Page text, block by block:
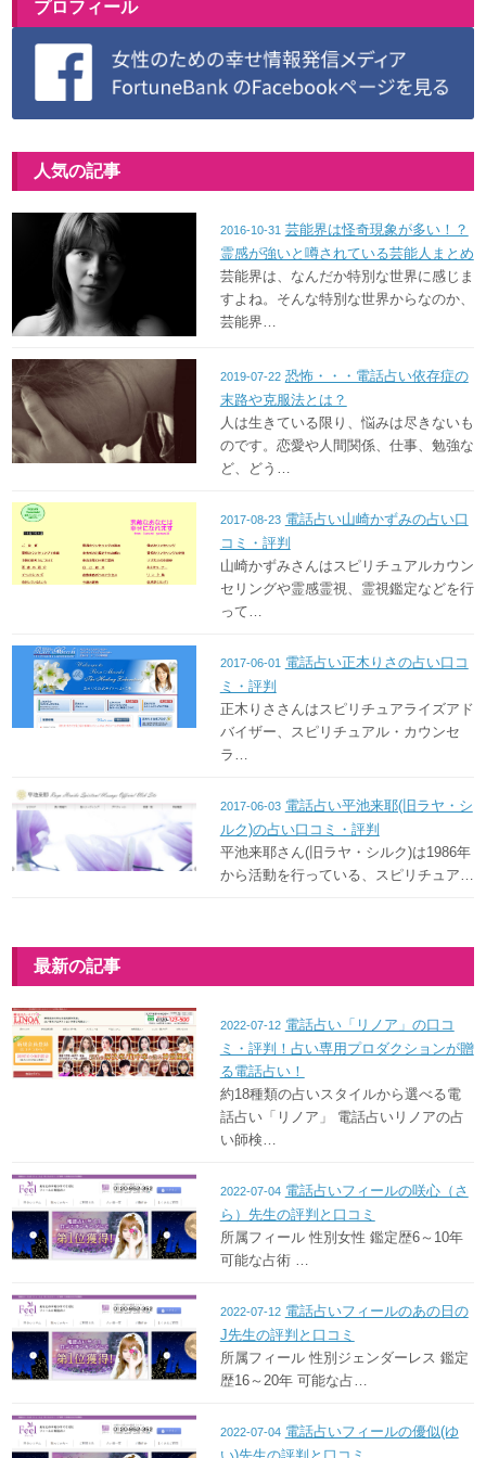
プロフィール
人気の記事
2016-10-31 芸能界は怪奇現象が多い！？
霊感が強いと噂されている芸能人まとめ
芸能界は、なんだか特別な世界に感じま
すよね。そんな特別な世界からなのか、
芸能界…
2019-07-22 恐怖・・・電話占い依存症の
末路や克服法とは？
人は生きている限り、悩みは尽きないも
のです。恋愛や人間関係、仕事、勉強な
ど、どう…
2017-08-23 電話占い山崎かずみの占い口
コミ・評判
山崎かずみさんはスピリチュアルカウン
セリングや霊感霊視、霊視鑑定などを行
って…
2017-06-01 電話占い正木りさの占い口コ
ミ・評判
正木りささんはスピリチュアライズアド
バイザー、スピリチュアル・カウンセ
ラ…
2017-06-03 電話占い平池来耶(旧ラヤ・シ
ルク)の占い口コミ・評判
平池来耶さん(旧ラヤ・シルク)は1986年
から活動を行っている、スピリチュア…
最新の記事
2022-07-12 電話占い「リノア」の口コ
ミ・評判！占い専用プロダクションが贈
る電話占い！
約18種類の占いスタイルから選べる電
話占い「リノア」 電話占いリノアの占
い師検…
2022-07-04 電話占いフィールの咲心（さ
ら）先生の評判と口コミ
所属フィール 性別女性 鑑定歴6～10年
可能な占術 …
2022-07-12 電話占いフィールのあの日の
J先生の評判と口コミ
所属フィール 性別ジェンダーレス 鑑定
歴16～20年 可能な占…
2022-07-04 電話占いフィールの優似(ゆ